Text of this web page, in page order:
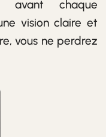
avant chaque
vision claire et
vous ne perdrez